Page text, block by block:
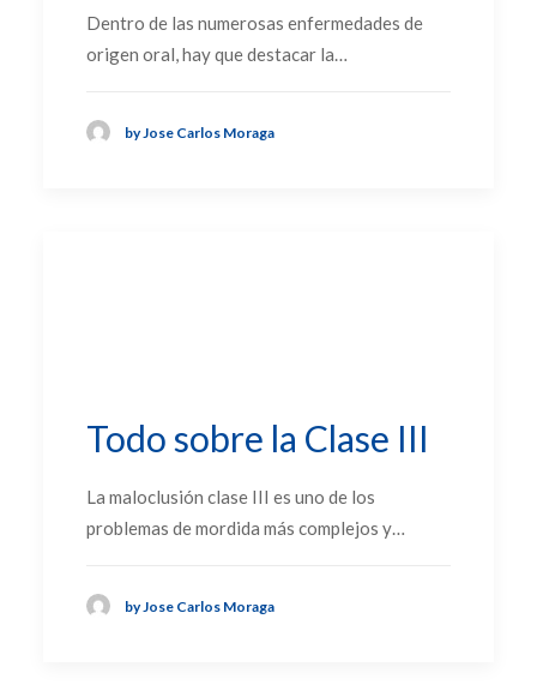
Dentro de las numerosas enfermedades de
origen oral, hay que destacar la…
by Jose Carlos Moraga
Todo sobre la Clase III
La maloclusión clase III es uno de los
problemas de mordida más complejos y…
by Jose Carlos Moraga